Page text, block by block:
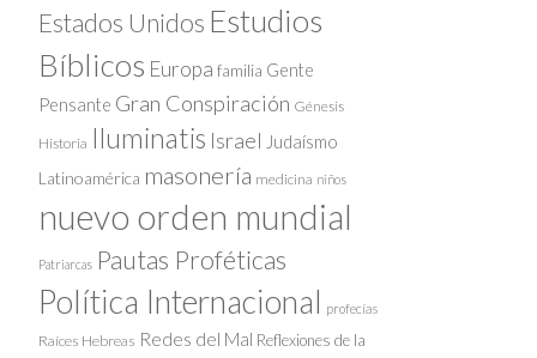
Estados Unidos Estudios
Bíblicos Europa familia Gente
Pensante Gran Conspiración Génesis
Historia Iluminatis Israel Judaísmo
Latinoamérica masonería medicina niños
nuevo orden mundial
Patriarcas Pautas Proféticas
Política Internacional profecías
Raíces Hebreas Redes del Mal Reflexiones de la